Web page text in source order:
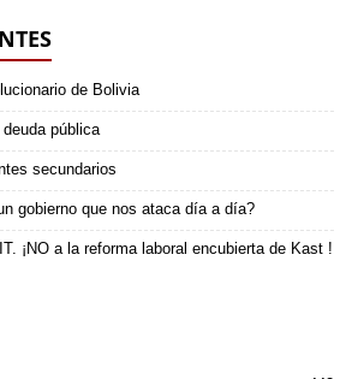
de Bolivia
pública
secundarios
gobierno que nos ataca día a día?
¡NO a la reforma laboral encubierta de Kast !